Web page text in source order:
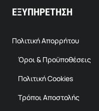
ΕΞΥΠΗΡΕΤΗΣΗ
Πολιτική Απορρήτου
Όροι & Προϋποθέσεις
Πολιτική Cookies
Τρόποι Αποστολής